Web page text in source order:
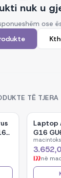
nuk u
ose
TË TJERA
Laptop
G16
inch
386H,
5070,
macintoks
në